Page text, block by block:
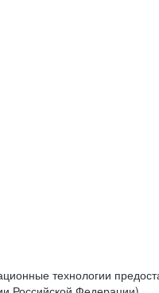
технологии